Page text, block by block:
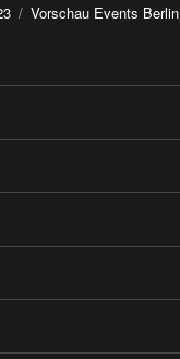
Kategorien
Vorschau Events Berlin